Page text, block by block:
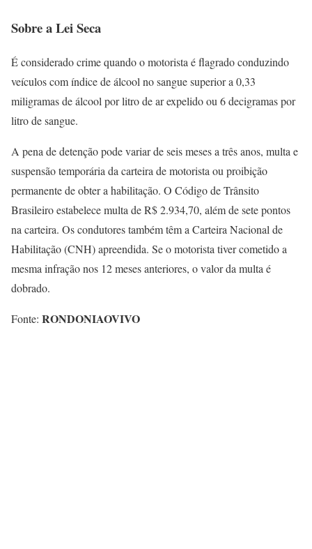
Sobre a Lei Seca
É considerado crime quando o motorista é flagrado conduzindo
veículos com índice de álcool no sangue superior a 0,33
miligramas de álcool por litro de ar expelido ou 6 decigramas por
litro de sangue.
A pena de detenção pode variar de seis meses a três anos, multa e
suspensão temporária da carteira de motorista ou proibição
permanente de obter a habilitação. O Código de Trânsito
Brasileiro estabelece multa de R$ 2.934,70, além de sete pontos
na carteira. Os condutores também têm a Carteira Nacional de
Habilitação (CNH) apreendida. Se o motorista tiver cometido a
mesma infração nos 12 meses anteriores, o valor da multa é
dobrado.
Fonte: RONDONIAOVIVO